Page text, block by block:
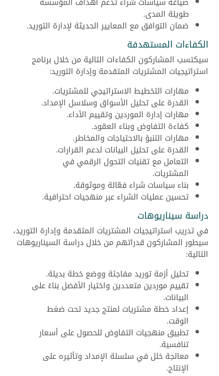
طويلة المدى.
ضمان التوافق مع المعايير الحديثة لإدارة التوريد.
الكفاءات المستهدفة
سيكتسب المشاركون الكفاءات التالية من خلال برنامج
استراتيجيات المشتريات المتقدمة وإدارة التوريد:
مهارات التخطيط الاستراتيجي للمشتريات.
القدرة على تحليل الأسواق وسلاسل الإمداد.
مهارات إدارة الموردين وتقييم الأداء.
كفاءة التفاوض وبناء العقود.
مهارات التنبؤ بالاحتياجات والمخاطر.
القدرة على تحليل البيانات لدعم القرارات.
التعامل مع تقنيات التحول الرقمي في
المشتريات.
بناء سياسات شراء فعّالة وموثوقة.
تحسين عمليات الشراء عبر منهجيات احترافية.
دراسة سيناريوهات
في تدريب استراتيجيات المشتريات المتقدمة وإدارة التوريد،
سيطور المشاركون قدراتهم من خلال دراسة السيناريوهات
التالية:
تحليل أزمة توريد مفاجئة ووضع خطة بديلة.
تقييم موردين متعددين واختيار الأفضل بناءً على
البيانات.
إعداد خطة مشتريات لمنتج جديد تحت ضغط
الوقت.
تطبيق منهجيات التفاوض للحصول على أسعار
تنافسية.
معالجة خلل في سلسلة الإمداد وتأثيره على
الإنتاج.